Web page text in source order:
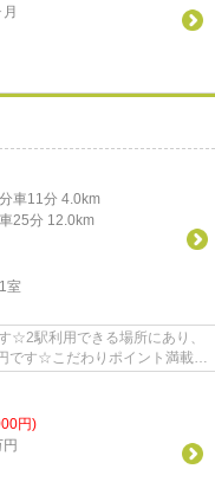
車11分 4.0km
25分 12.0km
1室
☆2駅利用できる場所にあり、
です☆こだわりポイント満載の
円)